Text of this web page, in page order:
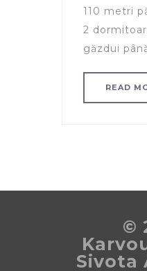
110 metri
2
găzdui
READ
©
Sivota